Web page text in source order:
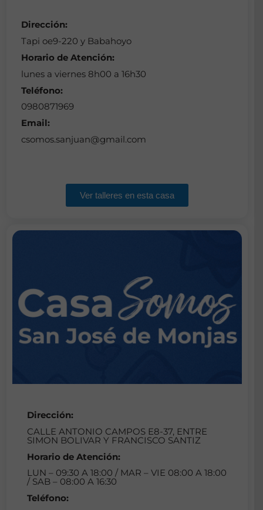
Dirección:
Tapi oe9-220 y Babahoyo
Horario de Atención:
lunes a viernes 8h00 a 16h30
Teléfono:
0980871969
Email:
csomos.sanjuan@gmail.com
Ver talleres en esta casa
Dirección:
CALLE ANTONIO CAMPOS E8-37, ENTRE
SIMON BOLIVAR Y FRANCISCO SANTIZ
Horario de Atención:
LUN – 09:30 A 18:00 / MAR – VIE 08:00 A 18:00
/ SAB – 08:00 A 16:30
Teléfono: